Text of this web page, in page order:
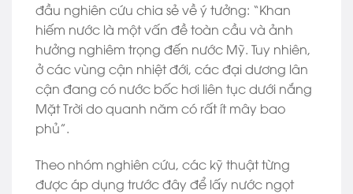
đầu nghiên cứu chia sẻ về ý tưởng: “Khan
hiếm nước là một vấn đề toàn cầu và ảnh
hưởng nghiêm trọng đến nước Mỹ. Tuy nhiên,
ở các vùng cận nhiệt đới, các đại dương lân
cận đang có nước bốc hơi liên tục dưới nắng
Mặt Trời do quanh năm có rất ít mây bao
phủ”.
Theo nhóm nghiên cứu, các kỹ thuật từng
được áp dụng trước đây để lấy nước ngọt